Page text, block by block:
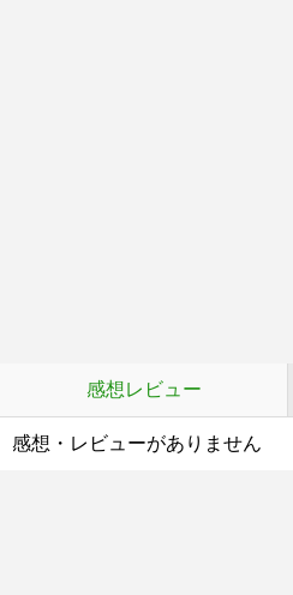
感想レビュー
感想・レビューがありません